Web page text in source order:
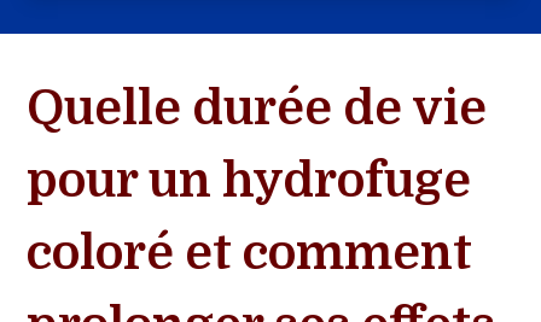
Quelle durée de vie
pour un hydrofuge
coloré et comment